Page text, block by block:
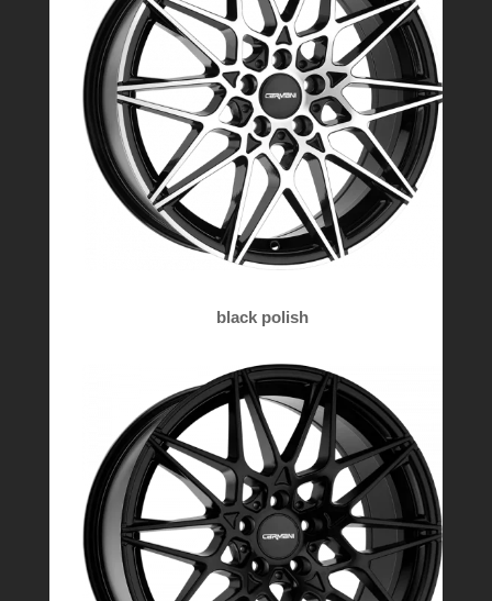
black polish